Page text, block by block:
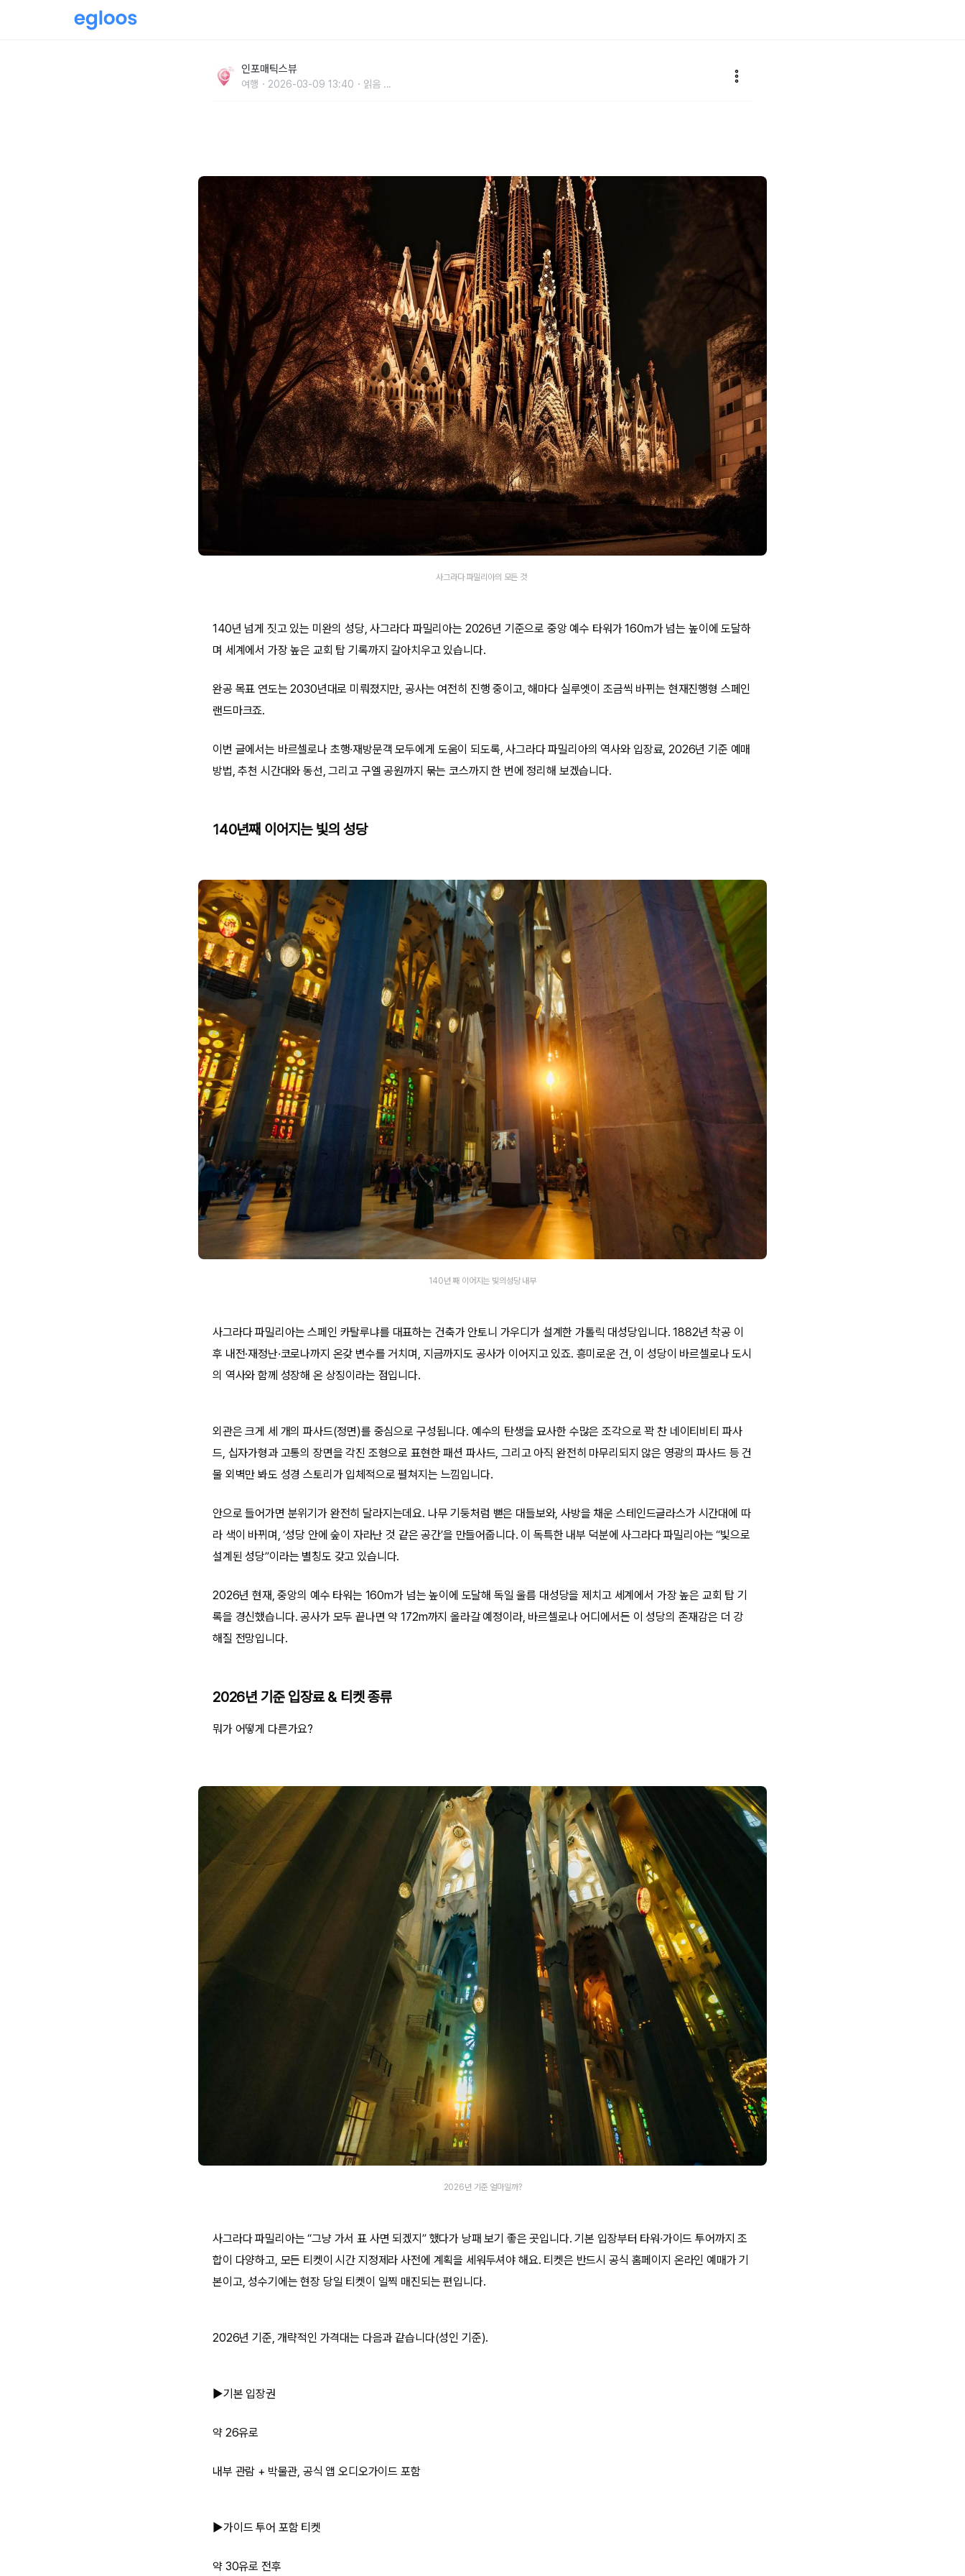
인포매틱스뷰
여행 2026-03-09 13:40 읽음 ...
사그라다 파밀리아의 모든 것
140년 넘게 짓고 있는 미완의 성당, 사그라다 파밀리아는 2026년 기준으로 중앙 예수 타워가 160m가 넘는 높이에 도달하
며 세계에서 가장 높은 교회 탑 기록까지 갈아치우고 있습니다.
완공 목표 연도는 2030년대로 미뤄졌지만, 공사는 여전히 진행 중이고, 해마다 실루엣이 조금씩 바뀌는 현재진행형 스페인
랜드마크죠.
이번 글에서는 바르셀로나 초행·재방문객 모두에게 도움이 되도록, 사그라다 파밀리아의 역사와 입장료, 2026년 기준 예매
방법, 추천 시간대와 동선, 그리고 구엘 공원까지 묶는 코스까지 한 번에 정리해 보겠습니다.
140년째 이어지는 빛의 성당
140년 째 이어지는 빛의성당 내부
사그라다 파밀리아는 스페인 카탈루냐를 대표하는 건축가 안토니 가우디가 설계한 가톨릭 대성당입니다. 1882년 착공 이
후 내전·재정난·코로나까지 온갖 변수를 거치며, 지금까지도 공사가 이어지고 있죠. 흥미로운 건, 이 성당이 바르셀로나 도시
의 역사와 함께 성장해 온 상징이라는 점입니다.
외관은 크게 세 개의 파사드(정면)를 중심으로 구성됩니다. 예수의 탄생을 묘사한 수많은 조각으로 꽉 찬 네이티비티 파사
드, 십자가형과 고통의 장면을 각진 조형으로 표현한 패션 파사드, 그리고 아직 완전히 마무리되지 않은 영광의 파사드 등 건
물 외벽만 봐도 성경 스토리가 입체적으로 펼쳐지는 느낌입니다.
안으로 들어가면 분위기가 완전히 달라지는데요. 나무 기둥처럼 뻗은 대들보와, 사방을 채운 스테인드글라스가 시간대에 따
라 색이 바뀌며, ‘성당 안에 숲이 자라난 것 같은 공간’을 만들어줍니다. 이 독특한 내부 덕분에 사그라다 파밀리아는 “빛으로
설계된 성당”이라는 별칭도 갖고 있습니다.
2026년 현재, 중앙의 예수 타워는 160m가 넘는 높이에 도달해 독일 울름 대성당을 제치고 세계에서 가장 높은 교회 탑 기
록을 경신했습니다. 공사가 모두 끝나면 약 172m까지 올라갈 예정이라, 바르셀로나 어디에서든 이 성당의 존재감은 더 강
해질 전망입니다.
2026년 기준 입장료 & 티켓 종류
뭐가 어떻게 다른가요?
2026년 기준 얼마일까?
사그라다 파밀리아는 “그냥 가서 표 사면 되겠지” 했다가 낭패 보기 좋은 곳입니다. 기본 입장부터 타워·가이드 투어까지 조
합이 다양하고, 모든 티켓이 시간 지정제라 사전에 계획을 세워두셔야 해요. 티켓은 반드시 공식 홈페이지 온라인 예매가 기
본이고, 성수기에는 현장 당일 티켓이 일찍 매진되는 편입니다.
2026년 기준, 개략적인 가격대는 다음과 같습니다(성인 기준).
▶기본 입장권
약 26유로
내부 관람 + 박물관, 공식 앱 오디오가이드 포함
▶가이드 투어 포함 티켓
약 30유로 전후